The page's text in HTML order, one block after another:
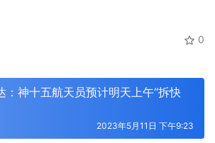
0
：神十五航天员预计明天上午“拆快
2023年5月11日 下午9:23